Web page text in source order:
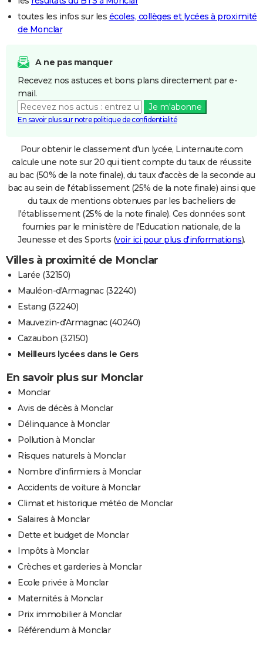
toutes les infos sur les écoles, collèges et lycées à proximité
de Monclar
A ne pas manquer
Recevez nos astuces et bons plans directement par e-
mail.
Je m'abonne
En savoir plus sur notre politique de confidentialité
Pour obtenir le classement d'un lycée, Linternaute.com
calcule une note sur 20 qui tient compte du taux de réussite
au bac (50% de la note finale), du taux d'accès de la seconde au
bac au sein de l'établissement (25% de la note finale) ainsi que
du taux de mentions obtenues par les bacheliers de
l'établissement (25% de la note finale). Ces données sont
fournies par le ministère de l'Education nationale, de la
Jeunesse et des Sports (voir ici pour plus d'informations).
Villes à proximité de Monclar
Larée (32150)
Mauléon-d'Armagnac (32240)
Estang (32240)
Mauvezin-d'Armagnac (40240)
Cazaubon (32150)
Meilleurs lycées dans le Gers
En savoir plus sur Monclar
Monclar
Avis de décès à Monclar
Délinquance à Monclar
Pollution à Monclar
Risques naturels à Monclar
Nombre d'infirmiers à Monclar
Accidents de voiture à Monclar
Climat et historique météo de Monclar
Salaires à Monclar
Dette et budget de Monclar
Impôts à Monclar
Crèches et garderies à Monclar
Ecole privée à Monclar
Maternités à Monclar
Prix immobilier à Monclar
Référendum à Monclar